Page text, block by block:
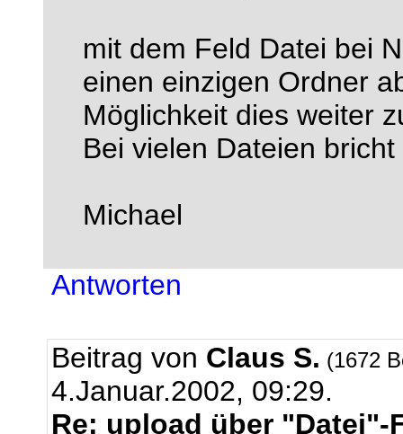
mit dem Feld Datei bei
einen einzigen Ordner
Möglichkeit dies weiter
Bei vielen Dateien
Michael
Antworten
Beitrag von Claus S. (1672
4.Januar.2002, 09:29.
Re: upload über